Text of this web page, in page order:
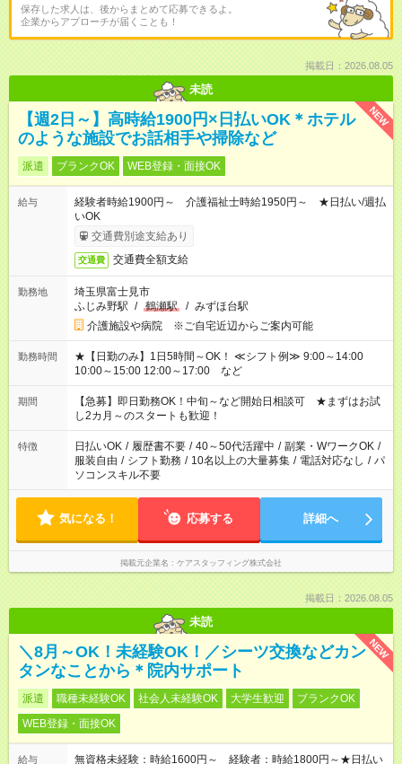
保存した求人は、後からまとめて応募できるよ。
企業からアプローチが届くことも！
掲載日：2026.08.05
未読
NEW
【週2日～】高時給1900円×日払いOK＊ホテル
のような施設でお話相手や掃除など
派遣 ブランクOK WEB登録・面接OK
給与
経験者時給1900円～ 介護福祉士時給1950円～ ★日払い/週払
いOK
交通費別途支給あり
交通費 交通費全額支給
勤務地
埼玉県富士見市
ふじみ野駅 / 鶴瀬駅 / みずほ台駅
介護施設や病院 ※ご自宅近辺からご案内可能
勤務時間
★【日勤のみ】1日5時間～OK！ ≪シフト例≫ 9:00～14:00
10:00～15:00 12:00～17:00 など
期間
【急募】即日勤務OK！中旬～など開始日相談可 ★まずはお試
し2カ月～のスタートも歓迎！
特徴 日払いOK / 履歴書不要 / 40～50代活躍中 / 副業・WワークOK /
服装自由 / シフト勤務 / 10名以上の大量募集 / 電話対応なし / パ
ソコンスキル不要
気になる！ 応募する 詳細へ
掲載元企業名 ケアスタッフィング株式会社
掲載日：2026.08.05
未読
NEW
＼8月～OK！未経験OK！／シーツ交換などカン
タンなことから＊院内サポート
派遣 職種未経験OK 社会人未経験OK 大学生歓迎
ブランクOK
WEB登録・面接OK
給与
無資格未経験：時給1600円～ 経験者：時給1800円～★日払い